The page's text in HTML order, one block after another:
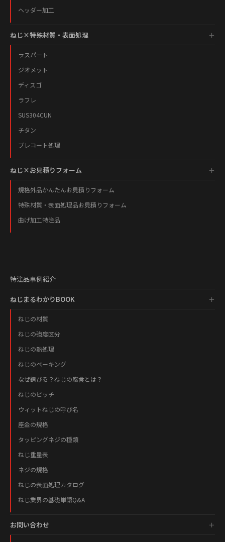
ヘッダー加工
ねじ×特殊材質・表面処理
ラスパート
ジオメット
ディスゴ
ラフレ
SUS304CUN
チタン
プレコート処理
ねじ×お見積りフォーム
規格外品かんたんお見積りフォーム
特殊材質・表面処理品お見積りフォーム
曲げ加工特注品
特注品事例紹介
ねじまるわかりBOOK
ねじの材質
ねじの強度区分
ねじの熱処理
ねじのベーキング
なぜ錆びる？ねじの腐食とは？
ねじのピッチ
ウィットねじの呼び名
座金の規格
タッピングネジの種類
ねじ重量表
ネジの規格
ねじの表面処理カタログ
ねじ業界の基礎単語Q&A
お問い合わせ